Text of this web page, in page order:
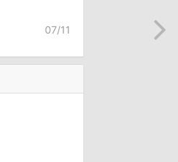
07/11